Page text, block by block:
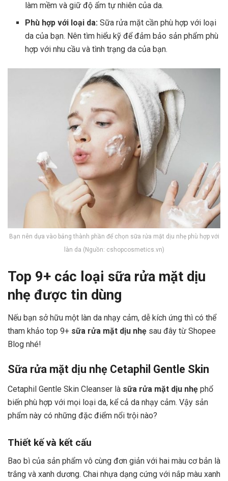
làm mềm và giữ độ ẩm tự nhiên của da.
Phù hợp với loại da: Sữa rửa mặt cần phù hợp với loại
da của bạn. Nên tìm hiểu kỹ để đảm bảo sản phẩm phù
hợp với nhu cầu và tình trạng da của bạn.
Bạn nên dựa vào bảng thành phần để chọn sữa rửa mặt dịu nhẹ phù hợp với
làn da (Nguồn: cshopcosmetics.vn)
Top 9+ các loại sữa rửa mặt dịu
nhẹ được tin dùng
Nếu bạn sở hữu một làn da nhạy cảm, dễ kích ứng thì có thể
tham khảo top 9+ sữa rửa mặt dịu nhẹ sau đây từ Shopee
Blog nhé!
Sữa rửa mặt dịu nhẹ Cetaphil Gentle Skin
Cetaphil Gentle Skin Cleanser là sữa rửa mặt dịu nhẹ phổ
biến phù hợp với mọi loại da, kể cả da nhạy cảm. Vậy sản
phẩm này có những đặc điểm nổi trội nào?
Thiết kế và kết cấu
Bao bì của sản phẩm vô cùng đơn giản với hai màu cơ bản là
trắng và xanh dương. Chai nhựa dạng cứng với nắp màu xanh